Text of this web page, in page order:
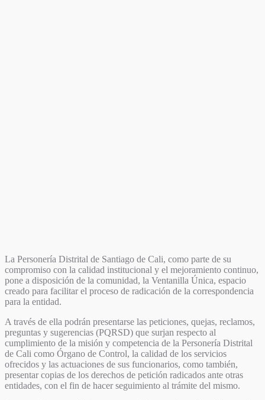
La Personería Distrital de Santiago de Cali, como parte de su
compromiso con la calidad institucional y el mejoramiento continuo,
pone a disposición de la comunidad, la Ventanilla Única, espacio
creado para facilitar el proceso de radicación de la correspondencia
para la entidad.
A través de ella podrán presentarse las peticiones, quejas, reclamos,
preguntas y sugerencias (PQRSD) que surjan respecto al
cumplimiento de la misión y competencia de la Personería Distrital
de Cali como Órgano de Control, la calidad de los servicios
ofrecidos y las actuaciones de sus funcionarios, como también,
presentar copias de los derechos de petición radicados ante otras
entidades, con el fin de hacer seguimiento al trámite del mismo.